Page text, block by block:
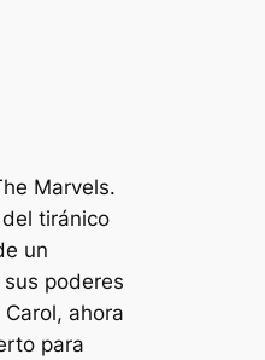
Marvels.
tiránico
un
poderes
ahora
para